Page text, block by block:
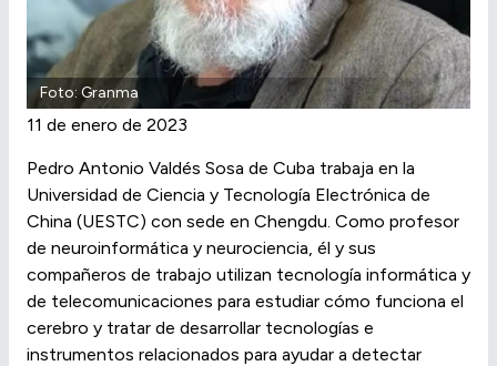
Foto: Granma
11 de enero de 2023
Pedro Antonio Valdés Sosa de Cuba trabaja en la
Universidad de Ciencia y Tecnología Electrónica de
China (UESTC) con sede en Chengdu. Como profesor
de neuroinformática y neurociencia, él y sus
compañeros de trabajo utilizan tecnología informática y
de telecomunicaciones para estudiar cómo funciona el
cerebro y tratar de desarrollar tecnologías e
instrumentos relacionados para ayudar a detectar